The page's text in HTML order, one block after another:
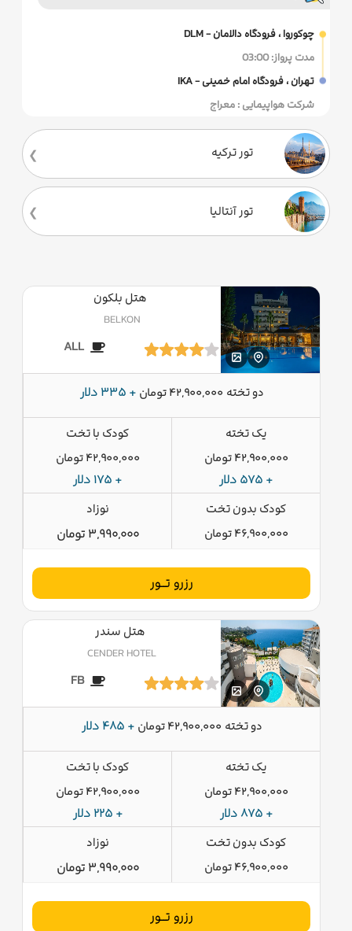
چوکوروا ، فرودگاه دالامان - DLM
مدت پرواز: 03:00
تهران ، فرودگاه امام خمینی - IKA
شرکت هواپیمایی : معراج
تور ترکیه
تور آنتالیا
هتل بلکون
BELKON
ALL
دو تخته 42,900,000 تومان + 335 دلار
یک تخته
42,900,000 تومان
+ 575 دلار
کودک با تخت
42,900,000 تومان
+ 175 دلار
کودک بدون تخت
46,900,000 تومان
نوزاد
3,990,000 تومان
رزرو تــور
هتل سندر
CENDER HOTEL
FB
دو تخته 42,900,000 تومان + 485 دلار
یک تخته
42,900,000 تومان
+ 875 دلار
کودک با تخت
42,900,000 تومان
+ 225 دلار
کودک بدون تخت
46,900,000 تومان
نوزاد
3,990,000 تومان
رزرو تــور